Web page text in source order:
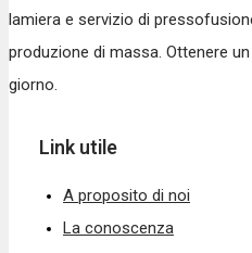
lamiera e servizio di
produzione di massa. Ottenere
giorno.
Link utile
A proposito di noi
La conoscenza